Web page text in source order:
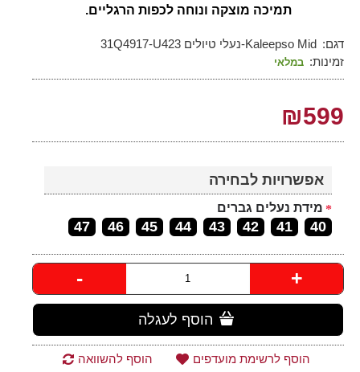
תמיכה מוצקה ונוחה לכפות הרגליים.
דגם: Kaleepso Mid-נעלי טיולים 31Q4917-U423
זמינות: במלאי
₪599
אפשרויות לבחירה
מידת נעלים גברים
40
41
42
43
44
45
46
47
- +
הוסף לעגלה
הוסף לרשימת מועדפים הוסף להשוואה